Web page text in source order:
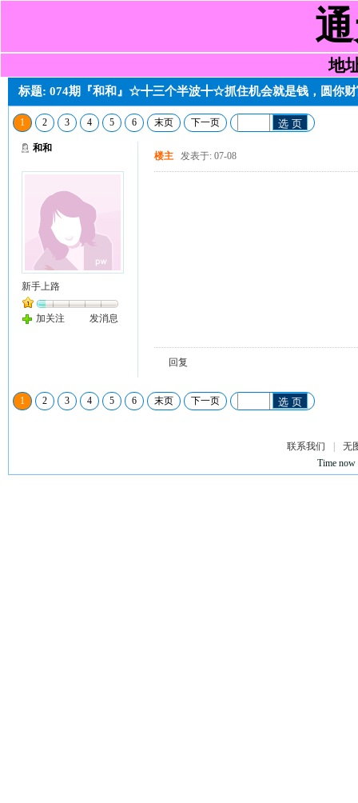
地
标题: 074期『和和』☆╋三个半波╋☆抓住机会就是钱，圆你财
1 2 3 4 5 6 末页 下一页 选 页
和和
新手上路
加关注 发消息
楼主 发表于: 07-08
回复
1 2 3 4 5 6 末页 下一页 选 页
联系我们
无
Time now